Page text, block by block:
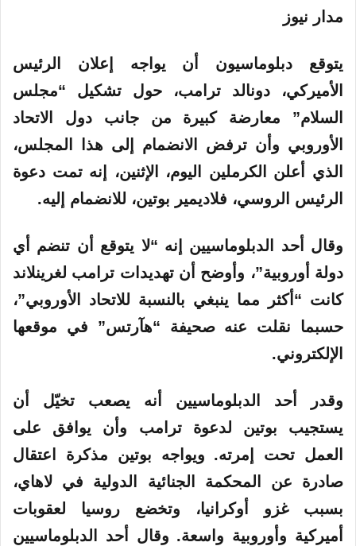
مدار نيوز
يتوقع دبلوماسيون أن يواجه إعلان الرئيس
الأميركي، دونالد ترامب، حول تشكيل “مجلس
السلام” معارضة كبيرة من جانب دول الاتحاد
الأوروبي وأن ترفض الانضمام إلى هذا المجلس،
الذي أعلن الكرملين اليوم، الإثنين، إنه تمت دعوة
الرئيس الروسي، فلاديمير بوتين، للانضمام إليه.
وقال أحد الدبلوماسيين إنه “لا يتوقع أن تنضم أي
دولة أوروبية”، وأوضح أن تهديدات ترامب لغرينلاند
كانت “أكثر مما ينبغي بالنسبة للاتحاد الأوروبي”،
حسبما نقلت عنه صحيفة “هآرتس” في موقعها
الإلكتروني.
وقدر أحد الدبلوماسيين أنه يصعب تخيّل أن
يستجيب بوتين لدعوة ترامب وأن يوافق على
العمل تحت إمرته. ويواجه بوتين مذكرة اعتقال
صادرة عن المحكمة الجنائية الدولية في لاهاي،
بسبب غزو أوكرانيا، وتخضع روسيا لعقوبات
أميركية وأوروبية واسعة. وقال أحد الدبلوماسيين